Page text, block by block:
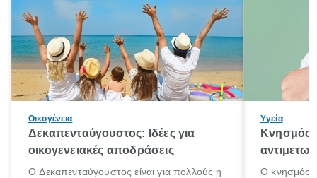
Οικογένεια
Δεκαπενταύγουστος: Ιδέες για
οικογενειακές αποδράσεις
Ο Δεκαπενταύγουστος είναι για πολλούς η
Υγεία
Κνησμός:
Ο κνησμός